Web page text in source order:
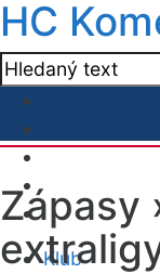
HC
Klub
Zápasy